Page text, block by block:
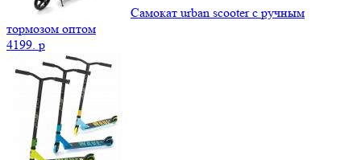
Самокат urban scooter с ручным
тормозом оптом
4199. p